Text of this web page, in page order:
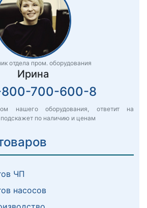
отдела пром. оборудования
Ирина
700-600-8
нашего оборудования, ответит на
по наличию и ценам
ЧП
насосов